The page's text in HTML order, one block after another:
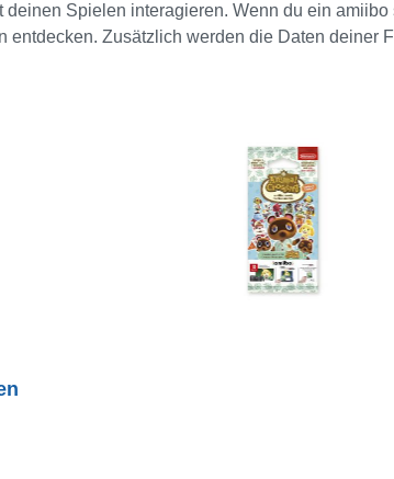
Spielen interagieren. Wenn du ein
entdecken. Zusätzlich werden die Daten
2DS XL kannst du amiibo verwenden, indem
3DS, Nintendo 3DS XL und Nintendo
von Spielen! Neben Super Smash Bros. for